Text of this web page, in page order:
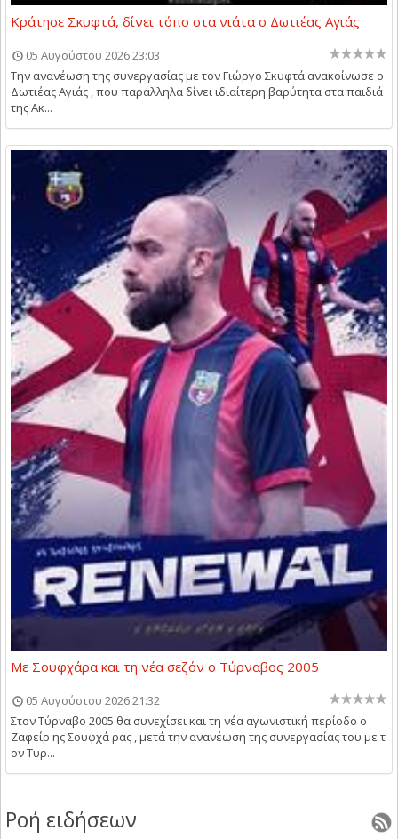
Κράτησε Σκυφτά, δίνει τόπο στα νιάτα ο Δωτιέας Αγιάς
05 Αυγούστου 2026 23:03
Την ανανέωση της συνεργασίας με τον Γιώργο Σκυφτά ανακοίνωσε ο
Δωτιέας Αγιάς , που παράλληλα δίνει ιδιαίτερη βαρύτητα στα παιδιά
της Ακ...
Με Σουφχάρα και τη νέα σεζόν ο Τύρναβος 2005
05 Αυγούστου 2026 21:32
Στον Τύρναβο 2005 θα συνεχίσει και τη νέα αγωνιστική περίοδο ο
Ζαφείρ ης Σουφχά ρας , μετά την ανανέωση της συνεργασίας του με τ
ον Τυρ...
Ροή ειδήσεων